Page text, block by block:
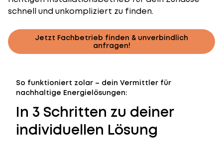
schnell und unkompliziert zu finden.
Jetzt Fachbetrieb finden & unverbindlich
anfragen!
So funktioniert zolar – dein Vermittler für
nachhaltige Energielösungen:
In 3 Schritten zu deiner
individuellen Lösung